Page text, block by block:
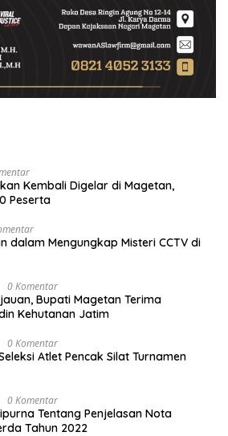
Kembali Digelar di Magetan,
Peserta
dalam Mengungkap Misteri CCTV di
0 Komentar
Bupati Magetan Terima
Kehutanan Jatim
0 Komentar
Atlet Pencak Silat Turnamen
0 Komentar
Tentang Penjelasan Nota
Tahun 2022